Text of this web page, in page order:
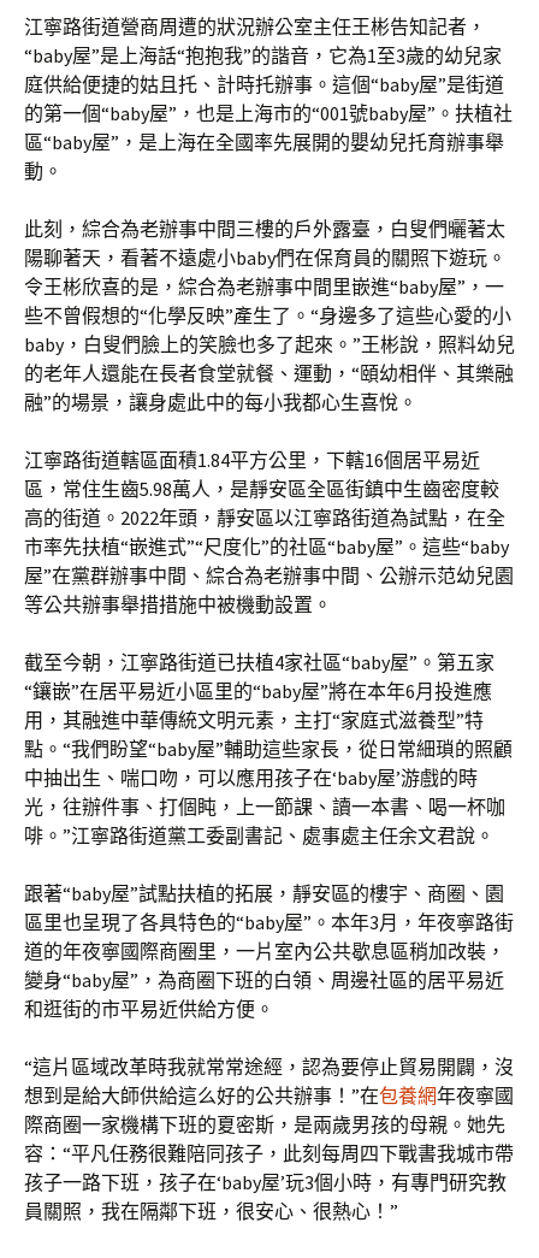
江寧路街道營商周遭的狀況辦公室主任王彬告知記者，
“baby屋”是上海話“抱抱我”的諧音，它為1至3歲的幼兒家
庭供給便捷的姑且托、計時托辦事。這個“baby屋”是街道
的第一個“baby屋”，也是上海市的“001號baby屋”。扶植社
區“baby屋”，是上海在全國率先展開的嬰幼兒托育辦事舉
動。
此刻，綜合為老辦事中間三樓的戶外露臺，白叟們曬著太
陽聊著天，看著不遠處小baby們在保育員的關照下遊玩。
令王彬欣喜的是，綜合為老辦事中間里嵌進“baby屋”，一
些不曾假想的“化學反映”產生了。“身邊多了這些心愛的小
baby，白叟們臉上的笑臉也多了起來。”王彬說，照料幼兒
的老年人還能在長者食堂就餐、運動，“頤幼相伴、其樂融
融”的場景，讓身處此中的每小我都心生喜悅。
江寧路街道轄區面積1.84平方公里，下轄16個居平易近
區，常住生齒5.98萬人，是靜安區全區街鎮中生齒密度較
高的街道。2022年頭，靜安區以江寧路街道為試點，在全
市率先扶植“嵌進式”“尺度化”的社區“baby屋”。這些“baby
屋”在黨群辦事中間、綜合為老辦事中間、公辦示范幼兒園
等公共辦事舉措措施中被機動設置。
截至今朝，江寧路街道已扶植4家社區“baby屋”。第五家
“鑲嵌”在居平易近小區里的“baby屋”將在本年6月投進應
用，其融進中華傳統文明元素，主打“家庭式滋養型”特
點。“我們盼望“baby屋”輔助這些家長，從日常細瑣的照顧
中抽出生、喘口吻，可以應用孩子在‘baby屋’游戲的時
光，往辦件事、打個盹，上一節課、讀一本書、喝一杯咖
啡。”江寧路街道黨工委副書記、處事處主任余文君說。
跟著“baby屋”試點扶植的拓展，靜安區的樓宇、商圈、園
區里也呈現了各具特色的“baby屋”。本年3月，年夜寧路街
道的年夜寧國際商圈里，一片室內公共歇息區稍加改裝，
變身“baby屋”，為商圈下班的白領、周邊社區的居平易近
和逛街的市平易近供給方便。
“這片區域改革時我就常常途經，認為要停止貿易開闢，沒
想到是給大師供給這么好的公共辦事！”在包養網年夜寧國
際商圈一家機構下班的夏密斯，是兩歲男孩的母親。她先
容：“平凡任務很難陪同孩子，此刻每周四下戰書我城市帶
孩子一路下班，孩子在‘baby屋’玩3個小時，有專門研究教
員關照，我在隔鄰下班，很安心、很熱心！”